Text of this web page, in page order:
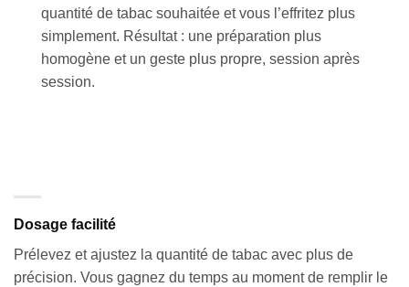
quantité de tabac souhaitée et vous l’effritez plus
simplement. Résultat : une préparation plus
homogène et un geste plus propre, session après
session.
Dosage facilité
Prélevez et ajustez la quantité de tabac avec plus de
précision. Vous gagnez du temps au moment de remplir le